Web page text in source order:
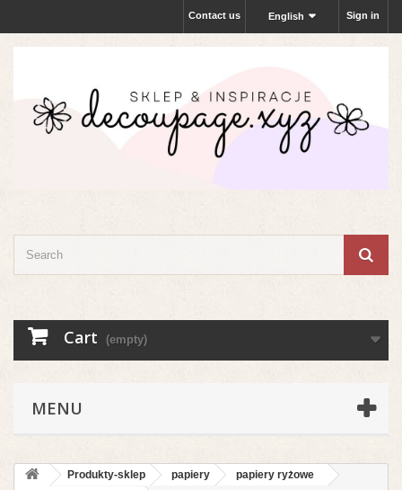
Sign in
English
Contact us
Cart (empty)
MENU
Produkty-sklep papiery
papiery ryżowe